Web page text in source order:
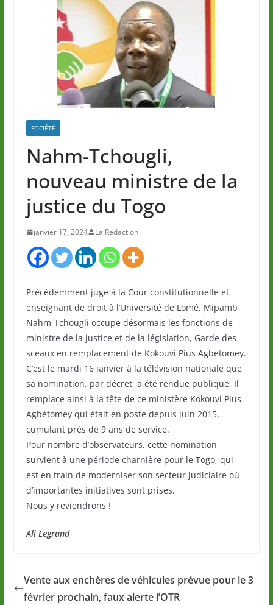
SOCIÉTÉ
Nahm-Tchougli,
nouveau ministre de la
justice du Togo
janvier 17, 2024 La Redaction
Précédemment juge à la Cour constitutionnelle et
enseignant de droit à l’Université de Lomé, Mipamb
Nahm-Tchougli occupe désormais les fonctions de
ministre de la justice et de la législation, Garde des
sceaux en remplacement de Kokouvi Pius Agbetomey.
C’est le mardi 16 janvier à la télévision nationale que
sa nomination, par décret, a été rendue publique. Il
remplace ainsi à la tête de ce ministère Kokouvi Pius
Agbétomey qui était en poste depuis juin 2015,
cumulant près de 9 ans de service.
Pour nombre d’observateurs, cette nomination
survient à une période charnière pour le Togo, qui
est en train de moderniser son secteur judiciaire où
d’importantes initiatives sont prises.
Nous y reviendrons !
Ali Legrand
Vente aux enchères de véhicules prévue pour le 3
février prochain, faux alerte l’OTR